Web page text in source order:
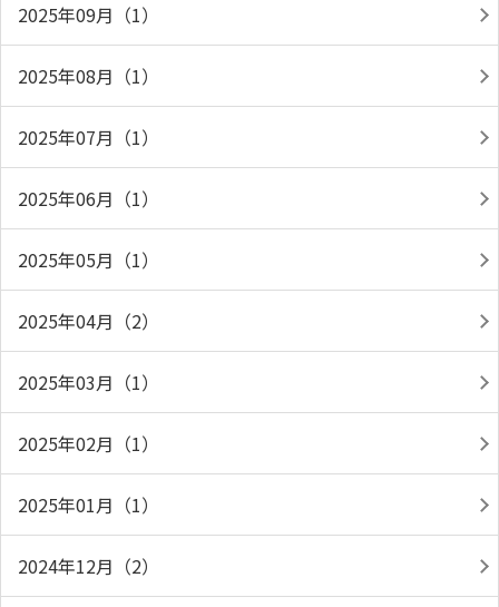
2025年09月（1）
2025年08月（1）
2025年07月（1）
2025年06月（1）
2025年05月（1）
2025年04月（2）
2025年03月（1）
2025年02月（1）
2025年01月（1）
2024年12月（2）